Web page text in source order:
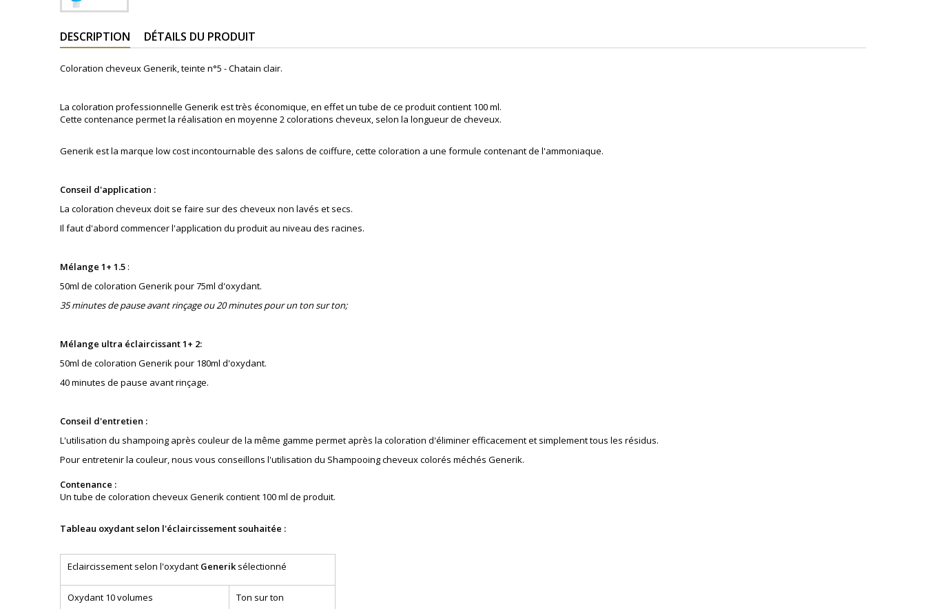
DESCRIPTION DÉTAILS DU PRODUIT
Coloration cheveux Generik, teinte n°5 - Chatain clair.
La coloration professionnelle Generik est très économique, en effet un tube de ce produit contient 100 ml.
Cette contenance permet la réalisation en moyenne 2 colorations cheveux, selon la longueur de cheveux.
Generik est la marque low cost incontournable des salons de coiffure, cette coloration a une formule contenant de l'ammoniaque.
Conseil d'application :
La coloration cheveux doit se faire sur des cheveux non lavés et secs.
Il faut d'abord commencer l'application du produit au niveau des racines.
Mélange 1+ 1.5 :
50ml de coloration Generik pour 75ml d'oxydant.
35 minutes de pause avant rinçage ou 20 minutes pour un ton sur ton;
Mélange ultra éclaircissant 1+ 2:
50ml de coloration Generik pour 180ml d'oxydant.
40 minutes de pause avant rinçage.
Conseil d'entretien :
L'utilisation du shampoing après couleur de la même gamme permet après la coloration d'éliminerefficacementet simplement tous les résidus.
Pour entretenir la couleur, nous vous conseillons l'utilisation du Shampooing cheveux colorés méchés Generik.
Contenance :
Un tube de coloration cheveux Generik contient 100 ml de produit.
Tableau oxydant selon l'éclaircissement souhaitée :
Eclaircissement selon l'oxydant Generiksélectionné
Oxydant 10 volumes Ton sur ton